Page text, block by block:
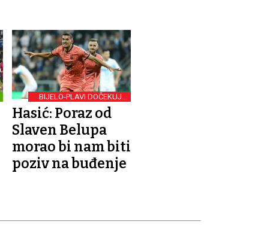
BIJELO-PLAVI DOČEKUJU
LOKOMOTIVU
Hasić: Poraz od
Slaven Belupa
morao bi nam biti
poziv na buđenje